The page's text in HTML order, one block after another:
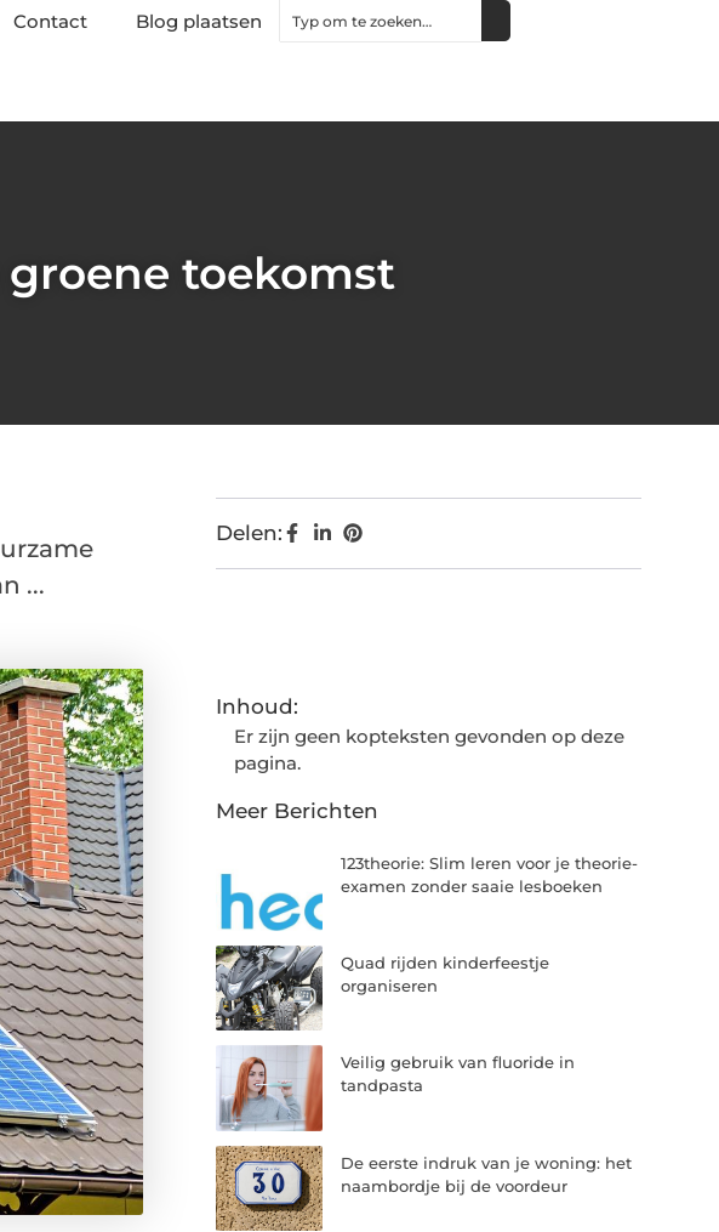
Contact Blog plaatsen
toekomst
...
Delen:
Inhoud:
Er zijn geen kopteksten gevonden op deze
pagina.
Meer Berichten
123theorie: Slim leren voor je theorie-
examen zonder saaie lesboeken
Quad rijden kinderfeestje
organiseren
Veilig gebruik van fluoride in
tandpasta
De eerste indruk van je woning: het
naambordje bij de voordeur